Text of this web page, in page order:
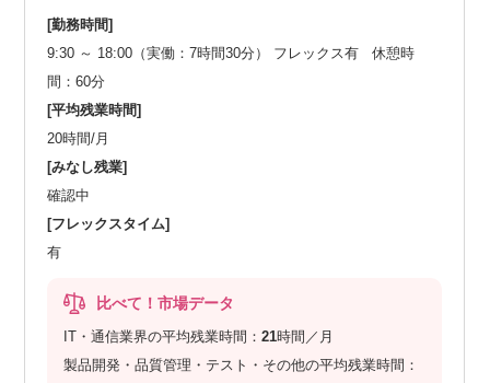
[勤務時間]
9:30 ～ 18:00（実働：7時間30分） フレックス有 休憩時
間：60分
[平均残業時間]
20時間/月
[みなし残業]
確認中
[フレックスタイム]
有
比べて！市場データ
IT・通信業界の平均残業時間：21時間／月
製品開発・品質管理・テスト・その他の平均残業時間：